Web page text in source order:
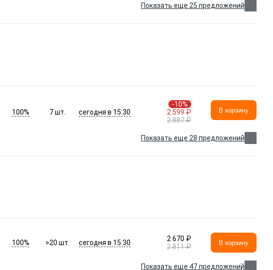
Показать еще 25 предложений
100% 7шт. сегодня в 15:30
-10%
2 599 ₽
2 887 ₽
В корзину
Показать еще 28 предложений
100% >20 шт. сегодня в 15:30
2 670 ₽
2 811 ₽
В корзину
Показать еще 47 предложений